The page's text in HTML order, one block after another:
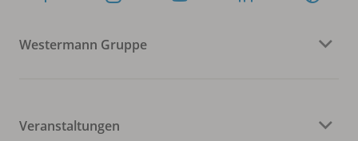
Westermann Gruppe
Veranstaltungen